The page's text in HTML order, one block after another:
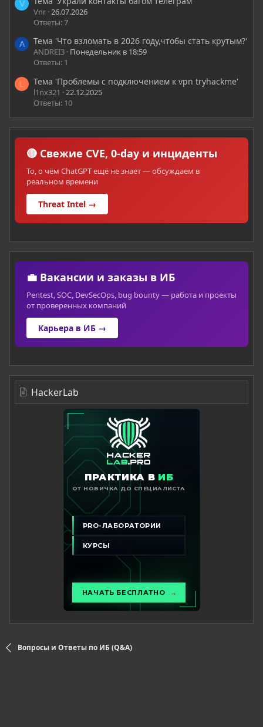
V
Vnr 26.07.2026
Ответы: 7
A Тема 'Что взломать в 2026 году,чтобы стать крутым?'
ANDREI3 Понедельник в 18:59
Ответы: 1
L Тема 'Проблемы с подключением к vpn tryhackme'
l1nx321
22.12.2025
Ответы: 10
🔴 Свежие CVE, 0-day и инциденты
То, о чём ChatGPT ещё не знает — обсуждаем в
реальном времени
Threat Intel →
💼 Вакансии и заказы в ИБ
Pentest, SOC, DevSecOps, bug bounty — работа и проекты
от проверенных компаний
Карьера в ИБ →
HackerLab
Вопросы и Ответы по ИБ (Q&A)